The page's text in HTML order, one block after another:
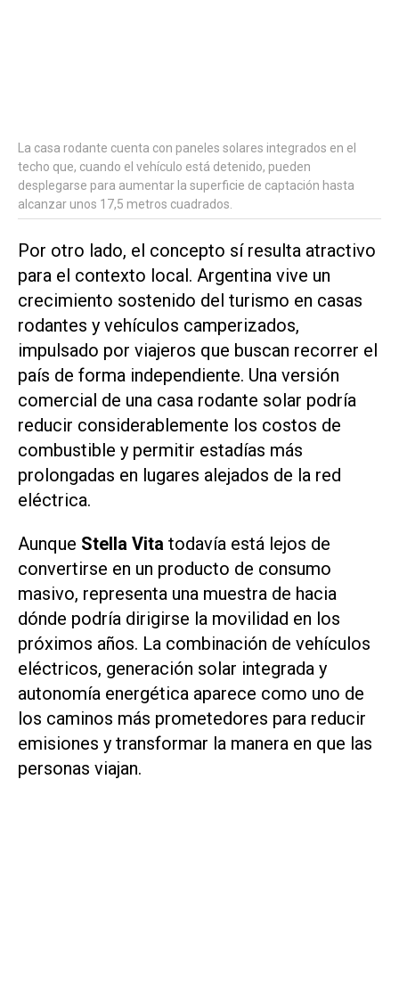
La casa rodante cuenta con paneles solares integrados en el
techo que, cuando el vehículo está detenido, pueden
desplegarse para aumentar la superficie de captación hasta
alcanzar unos 17,5 metros cuadrados.
Por otro lado, el concepto sí resulta atractivo
para el contexto local. Argentina vive un
crecimiento sostenido del turismo en casas
rodantes y vehículos camperizados,
impulsado por viajeros que buscan recorrer el
país de forma independiente. Una versión
comercial de una casa rodante solar podría
reducir considerablemente los costos de
combustible y permitir estadías más
prolongadas en lugares alejados de la red
eléctrica.
Aunque Stella Vita todavía está lejos de
convertirse en un producto de consumo
masivo, representa una muestra de hacia
dónde podría dirigirse la movilidad en los
próximos años. La combinación de vehículos
eléctricos, generación solar integrada y
autonomía energética aparece como uno de
los caminos más prometedores para reducir
emisiones y transformar la manera en que las
personas viajan.